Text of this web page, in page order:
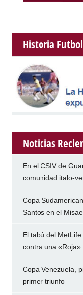
Historia
Noticias
En el CSIV de
comunidad italo-
Copa
Santos en el
El tabú del
contra una «Roja»
Copa Venezuela,
primer triunfo